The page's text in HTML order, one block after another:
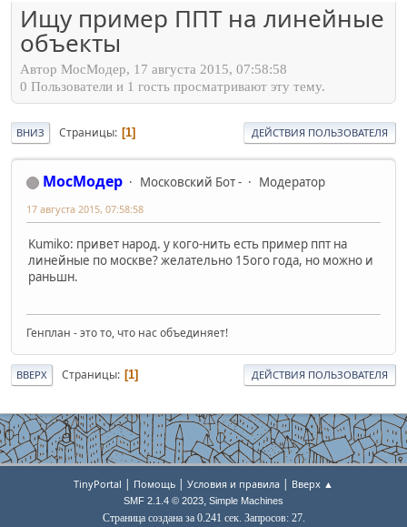
Ищу пример ППТ на линейные
объекты
Автор МосМодер, 17 августа 2015, 07:58:58
0 Пользователи и 1 гость просматривают эту тему.
ВНИЗ Страницы 1 ДЕЙСТВИЯ ПОЛЬЗОВАТЕЛЯ
МосМодер Московский Бот - Модератор
17 августа 2015, 07:58:58
Kumiko: привет народ. у кого-нить есть пример ппт на
линейные по москве? желательно 15ого года, но можно и
раньшн.
Генплан - это то, что нас объединяет!
ВВЕРХ Страницы 1 ДЕЙСТВИЯ ПОЛЬЗОВАТЕЛЯ
TinyPortal | Помощь | Условия и правила | Вверх ▲
SMF 2.1.4 © 2023, Simple Machines
Страница создана за 0.241 сек. Запросов: 27.